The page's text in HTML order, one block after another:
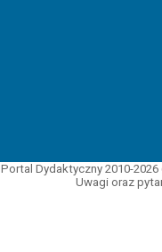
Portal Dydaktyczny 2010-
Uwagi oraz